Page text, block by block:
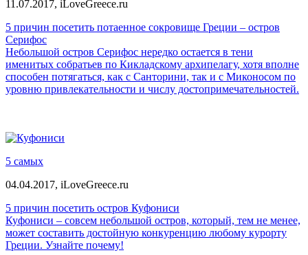
11.07.2017, iLoveGreece.ru
5 причин посетить потаенное сокровище Греции – остров
Серифос
Небольшой остров Серифос нередко остается в тени
именитых собратьев по Кикладскому архипелагу, хотя вполне
способен потягаться, как с Санторини, так и с Миконосом по
уровню привлекательности и числу достопримечательностей.
5 самых
04.04.2017, iLoveGreece.ru
5 причин посетить остров Куфониси
Куфониси – совсем небольшой остров, который, тем не менее,
может составить достойную конкуренцию любому курорту
Греции. Узнайте почему!